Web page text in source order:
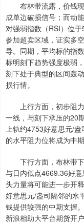
布林带流露，价钱现
成单边破损信号；而动
对强弱指数（RSI）位
参加超卖区域，证实多
导。同期，平均标的指
标明刻下趋势强度极弱
刻下处于典型的区间轰
损行情。
上行方面，初步阻力
一线，与刻下承压的20
上轨约4753好意思元/
的水平阻力位将成为中
下行方面，布林带下
与日内低点4669.36好
头力量将可能进一步开
好意思元/盎司隔邻的水
钱提供较强的中期支握。
新浪相助大平台期货开